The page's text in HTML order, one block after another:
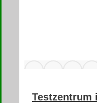
Testzentrum